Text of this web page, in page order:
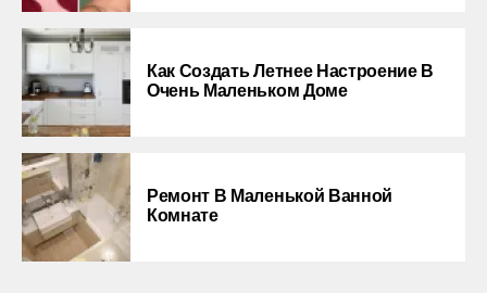
Как Создать Летнее Настроение В
Очень Маленьком Доме
Ремонт В Маленькой Ванной
Комнате